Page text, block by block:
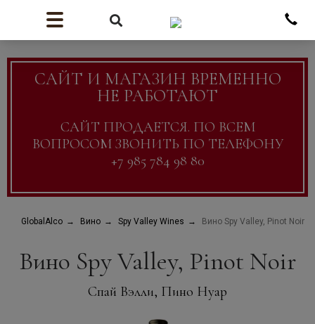
САЙТ И МАГАЗИН ВРЕМЕННО
НЕ РАБОТАЮТ
САЙТ ПРОДАЕТСЯ. ПО ВСЕМ
ВОПРОСОМ ЗВОНИТЬ ПО ТЕЛЕФОНУ
+7 985 784 98 80
GlobalAlco Вино Spy Valley Wines Вино Spy Valley, Pinot Noir
Вино Spy Valley, Pinot Noir
Спай Вэлли, Пино Нуар